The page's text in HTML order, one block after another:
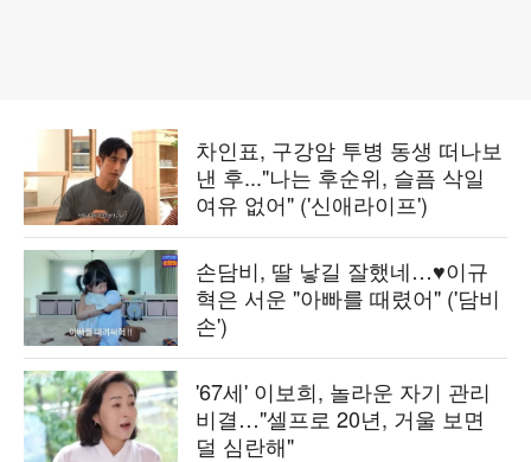
차인표, 구강암 투병 동생 떠나보
낸 후..."나는 후순위, 슬픔 삭일
여유 없어" ('신애라이프')
손담비, 딸 낳길 잘했네…♥이규
혁은 서운 "아빠를 때렸어" ('담비
손')
'67세' 이보희, 놀라운 자기 관리
비결…"셀프로 20년, 거울 보면
덜 심란해"